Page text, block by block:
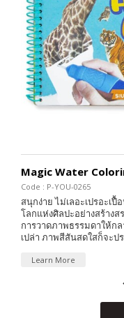
Magic Water
Code : P-YOU-0265
สนุกง่าย ไม่เลอะเปรอะเ
โลกแห่งศิลปะอย่างสร้าง
การวาดภาพธรรมดาให้ก
เปล่า ภาพสีสันสดใสก็จะ
Learn More